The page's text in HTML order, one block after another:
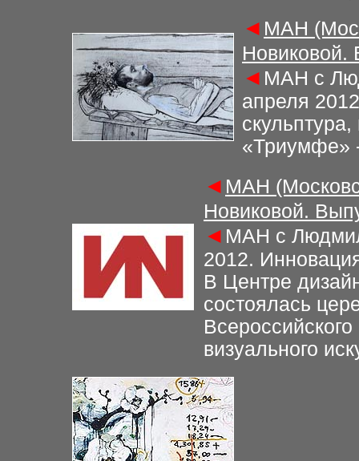
◄ МАН
Новиковой.
◄ МАН с
апреля
«Триумфе»
◄ МАН
Новиковой.
◄ МАН с
2012.
В Центре
состоялась
визуального